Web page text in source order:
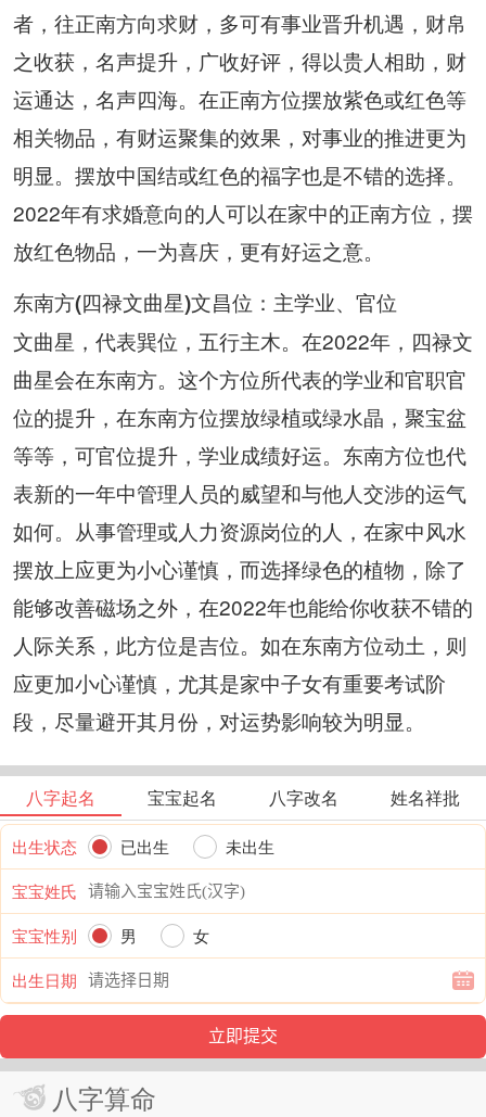
者，往正南方向求财，多可有事业晋升机遇，财帛
之收获，名声提升，广收好评，得以贵人相助，财
运通达，名声四海。在正南方位摆放紫色或红色等
相关物品，有财运聚集的效果，对事业的推进更为
明显。摆放中国结或红色的福字也是不错的选择。
2022年有求婚意向的人可以在家中的正南方位，摆
放红色物品，一为喜庆，更有好运之意。
东南方(四禄文曲星)文昌位：主学业、官位
文曲星，代表巽位，五行主木。在2022年，四禄文
曲星会在东南方。这个方位所代表的学业和官职官
位的提升，在东南方位摆放绿植或绿水晶，聚宝盆
等等，可官位提升，学业成绩好运。东南方位也代
表新的一年中管理人员的威望和与他人交涉的运气
如何。从事管理或人力资源岗位的人，在家中风水
摆放上应更为小心谨慎，而选择绿色的植物，除了
能够改善磁场之外，在2022年也能给你收获不错的
人际关系，此方位是吉位。如在东南方位动土，则
应更加小心谨慎，尤其是家中子女有重要考试阶
段，尽量避开其月份，对运势影响较为明显。
八字起名 宝宝起名 八字改名 姓名祥批
出生状态 已出生
未出生
宝宝姓氏
宝宝性别
男
女
出生日期
八字算命